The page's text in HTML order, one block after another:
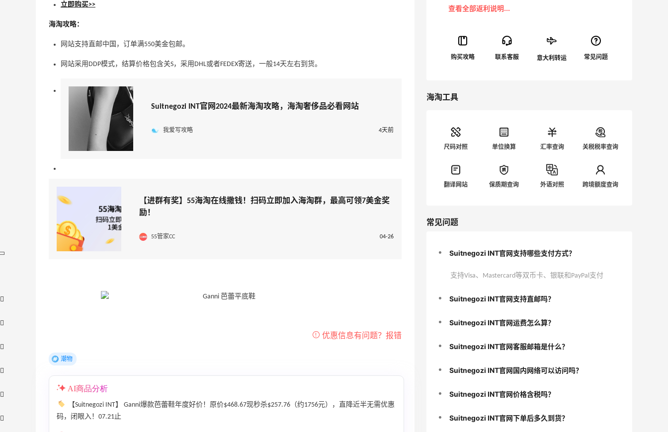
立即购买>>
海淘攻略：
网站支持直邮中国，订单满550美金包邮。
网站采用DDP模式，结算价格包含关S，采用DHL或者FEDEX寄送，一般14天左右到货。
Suitnegozi INT官网2024最新海淘攻略，海淘奢侈品必看网站
我爱写攻略 4天前
【进群有奖】55海淘在线撒钱！扫码立即加入海淘群，最高可领7美金奖
励！
55管家CC 04-26
潮物
AI商品分析
【Suitnegozi INT】 Ganni爆款芭蕾鞋年度好价！原价$468.67现秒杀$257.76（约1756元），直降近半无需优惠
码，闭眼入！07.21止
意大利转运
海淘工具
尺码对照 单位换算 汇率查询 关税税率查询
翻译网站 保质期查询 外语对照 跨境额度查询
常见问题
Suitnegozi INT官网支持哪些支付方式？
支持Visa、Mastercard等双币卡、银联和PayPal支付
Suitnegozi INT官网支持直邮吗？
Suitnegozi INT官网运费怎么算？
Suitnegozi INT官网客服邮箱是什么？
Suitnegozi INT官网国内网络可以访问吗？
Suitnegozi INT官网价格含税吗？
Suitnegozi INT官网下单后多久到货？